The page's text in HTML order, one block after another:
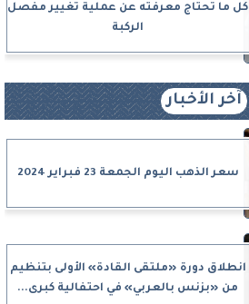
كل ما تحتاج معرفته عن عملية تغيير مفصل
الركبة
آخر الأخبار
سعر الذهب اليوم الجمعة 23 فبراير 2024
انطلاق دورة «ملتقى القادة» الأولى بتنظيم
من «بزنس بالعربي» في احتفالية كبرى...